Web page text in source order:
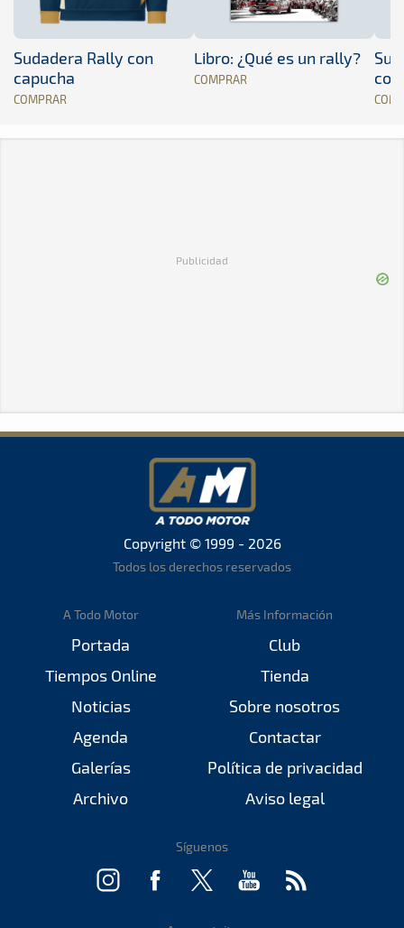
Sudadera Rally con
capucha
COMPRAR
Libro: ¿Qué es un rally?
COMPRAR
Publicidad
Copyright © 1999 - 2026
Todos los derechos reservados
A Todo Motor
Portada
Tiempos Online
Noticias
Agenda
Galerías
Archivo
Más Información
Club
Tienda
Sobre nosotros
Contactar
Política de privacidad
Aviso legal
Síguenos